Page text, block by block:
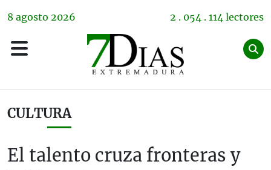
8 agosto 2026 2 . 054 . 114 lectores
CULTURA
El talento cruza fronteras y